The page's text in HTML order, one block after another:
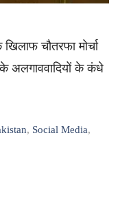
चौतरफा मोर्चा
अलगाववादियों के कंधे
, Social Media,